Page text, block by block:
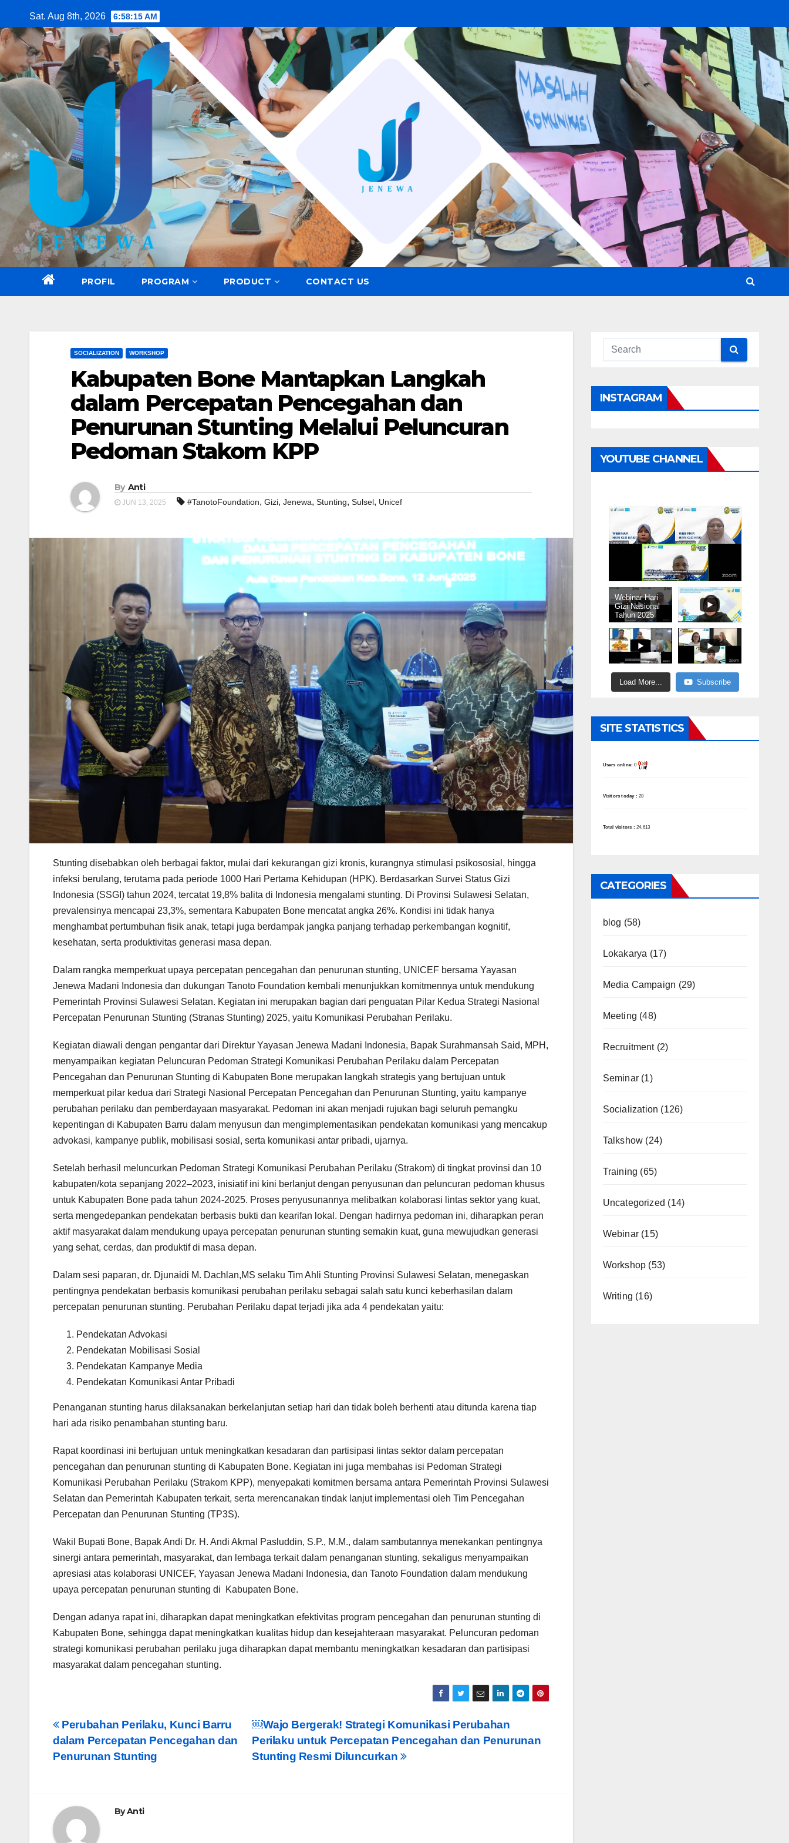
to
content
Sat. Aug 8th, 2026 6:58:16 AM
PROFIL PROGRAM PRODUCT CONTACT US
SOCIALIZATION WORKSHOP
Kabupaten Bone Mantapkan Langkah
dalam Percepatan Pencegahan dan
Penurunan Stunting Melalui Peluncuran
Pedoman Stakom KPP
By Anti
JUN 13, 2025 #TanotoFoundation, Gizi, Jenewa, Stunting, Sulsel, Unicef
Stunting disebabkan oleh berbagai faktor, mulai dari kekurangan gizi kronis, kurangnya stimulasi psikososial, hingga
infeksi berulang, terutama pada periode 1000 Hari Pertama Kehidupan (HPK). Berdasarkan Survei Status Gizi
Indonesia (SSGI) tahun 2024, tercatat 19,8% balita di Indonesia mengalami stunting. Di Provinsi Sulawesi Selatan,
prevalensinya mencapai 23,3%, sementara Kabupaten Bone mencatat angka 26%. Kondisi ini tidak hanya
menghambat pertumbuhan fisik anak, tetapi juga berdampak jangka panjang terhadap perkembangan kognitif,
kesehatan, serta produktivitas generasi masa depan.
Dalam rangka memperkuat upaya percepatan pencegahan dan penurunan stunting, UNICEF bersama Yayasan
Jenewa Madani Indonesia dan dukungan Tanoto Foundation kembali menunjukkan komitmennya untuk mendukung
Pemerintah Provinsi Sulawesi Selatan. Kegiatan ini merupakan bagian dari penguatan Pilar Kedua Strategi Nasional
Percepatan Penurunan Stunting (Stranas Stunting) 2025, yaitu Komunikasi Perubahan Perilaku.
Kegiatan diawali dengan pengantar dari Direktur Yayasan Jenewa Madani Indonesia, Bapak Surahmansah Said, MPH,
menyampaikan kegiatan Peluncuran Pedoman Strategi Komunikasi Perubahan Perilaku dalam Percepatan
Pencegahan dan Penurunan Stunting di Kabupaten Bone merupakan langkah strategis yang bertujuan untuk
memperkuat pilar kedua dari Strategi Nasional Percepatan Pencegahan dan Penurunan Stunting, yaitu kampanye
perubahan perilaku dan pemberdayaan masyarakat. Pedoman ini akan menjadi rujukan bagi seluruh pemangku
kepentingan di Kabupaten Barru dalam menyusun dan mengimplementasikan pendekatan komunikasi yang mencakup
advokasi, kampanye publik, mobilisasi sosial, serta komunikasi antar pribadi, ujarnya.
Setelah berhasil meluncurkan Pedoman Strategi Komunikasi Perubahan Perilaku (Strakom) di tingkat provinsi dan 10
kabupaten/kota sepanjang 2022–2023, inisiatif ini kini berlanjut dengan penyusunan dan peluncuran pedoman khusus
untuk Kabupaten Bone pada tahun 2024-2025. Proses penyusunannya melibatkan kolaborasi lintas sektor yang kuat,
serta mengedepankan pendekatan berbasis bukti dan kearifan lokal. Dengan hadirnya pedoman ini, diharapkan peran
aktif masyarakat dalam mendukung upaya percepatan penurunan stunting semakin kuat, guna mewujudkan generasi
yang sehat, cerdas, dan produktif di masa depan.
Dalam sesi paparan, dr. Djunaidi M. Dachlan,MS selaku Tim Ahli Stunting Provinsi Sulawesi Selatan, menegaskan
pentingnya pendekatan berbasis komunikasi perubahan perilaku sebagai salah satu kunci keberhasilan dalam
percepatan penurunan stunting. Perubahan Perilaku dapat terjadi jika ada 4 pendekatan yaitu:
Pendekatan Advokasi
Pendekatan Mobilisasi Sosial
Pendekatan Kampanye Media
Pendekatan Komunikasi Antar Pribadi
Penanganan stunting harus dilaksanakan berkelanjutan setiap hari dan tidak boleh berhenti atau ditunda karena tiap
hari ada risiko penambahan stunting baru.
Rapat koordinasi ini bertujuan untuk meningkatkan kesadaran dan partisipasi lintas sektor dalam percepatan
pencegahan dan penurunan stunting di Kabupaten Bone. Kegiatan ini juga membahas isi Pedoman Strategi
Komunikasi Perubahan Perilaku (Strakom KPP), menyepakati komitmen bersama antara Pemerintah Provinsi Sulawesi
Selatan dan Pemerintah Kabupaten terkait, serta merencanakan tindak lanjut implementasi oleh Tim Pencegahan
Percepatan dan Penurunan Stunting (TP3S).
Wakil Bupati Bone, Bapak Andi Dr. H. Andi Akmal Pasluddin, S.P., M.M., dalam sambutannya menekankan pentingnya
sinergi antara pemerintah, masyarakat, dan lembaga terkait dalam penanganan stunting, sekaligus menyampaikan
apresiasi atas kolaborasi UNICEF, Yayasan Jenewa Madani Indonesia, dan Tanoto Foundation dalam mendukung
upaya percepatan penurunan stunting di Kabupaten Bone.
Dengan adanya rapat ini, diharapkan dapat meningkatkan efektivitas program pencegahan dan penurunan stunting di
Kabupaten Bone, sehingga dapat meningkatkan kualitas hidup dan kesejahteraan masyarakat. Peluncuran pedoman
strategi komunikasi perubahan perilaku juga diharapkan dapat membantu meningkatkan kesadaran dan partisipasi
masyarakat dalam pencegahan stunting.
Post
navigation
￼Wajo Bergerak! Strategi Komunikasi Perubahan
Perilaku untuk Percepatan Pencegahan dan Penurunan
Stunting Resmi Diluncurkan
Perubahan Perilaku, Kunci Barru
dalam Percepatan Pencegahan dan
Penurunan Stunting
ByAnti
INSTAGRAM
YOUTUBE CHANNEL
Webinar Hari
Gizi Nasional
Tahun 2025
Load More... Subscribe
SITE STATISTICS
Users online:0
Visitors today : 28
Total visitors : 24,613
CATEGORIES
blog (58)
Lokakarya (17)
Media Campaign (29)
Meeting (48)
Recruitment(2)
Seminar(1)
Socialization (126)
Talkshow (24)
Training (65)
Uncategorized (14)
Webinar(15)
Workshop (53)
Writing (16)